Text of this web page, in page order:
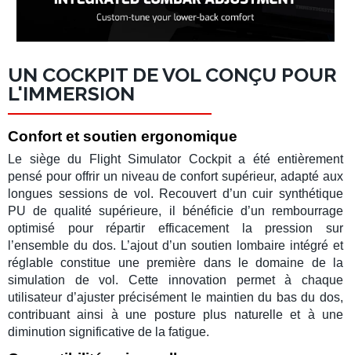
UN COCKPIT DE VOL CONÇU POUR
L'IMMERSION
Confort et soutien ergonomique
Le siège du Flight Simulator Cockpita été entièrement
pensé pour offrir un niveau de confort supérieur, adapté aux
longues sessions de vol. Recouvert d’un cuir synthétique
PU de qualité supérieure, il bénéficie d’un rembourrage
optimisé pour répartir efficacement la pression sur
l’ensemble du dos. L’ajout d’un soutien lombaire intégré et
réglable constitue une première dans le domaine de la
simulation de vol . Cette innovation permet à chaque
utilisateur d’ajuster précisément le maintien du bas du dos,
contribuant ainsi à une posture plus naturelle et à une
diminution significative de la fatigue.